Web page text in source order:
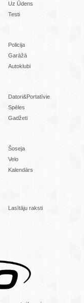
Uz Ūdens
Testi
Policija
Garāžā
Autoklubi
Datori&Portatīvie
Spēles
Gadžeti
Šoseja
Velo
Kalendārs
Lasītāju raksti